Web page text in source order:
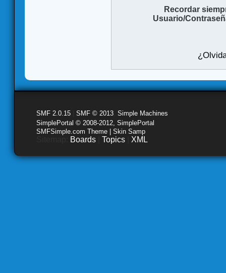
Recordar
Usuario/
SMF 2.0.15 SMF © 2013 Simple Machines
SimplePortal © 2008-2012, SimplePortal
SMFSimple.com Theme | Skin Samp
Boards Topics XML